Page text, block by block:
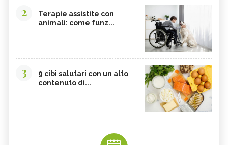
2
Terapie assistite con
animali: come funz...
3
9 cibi salutari con un alto
contenuto di...